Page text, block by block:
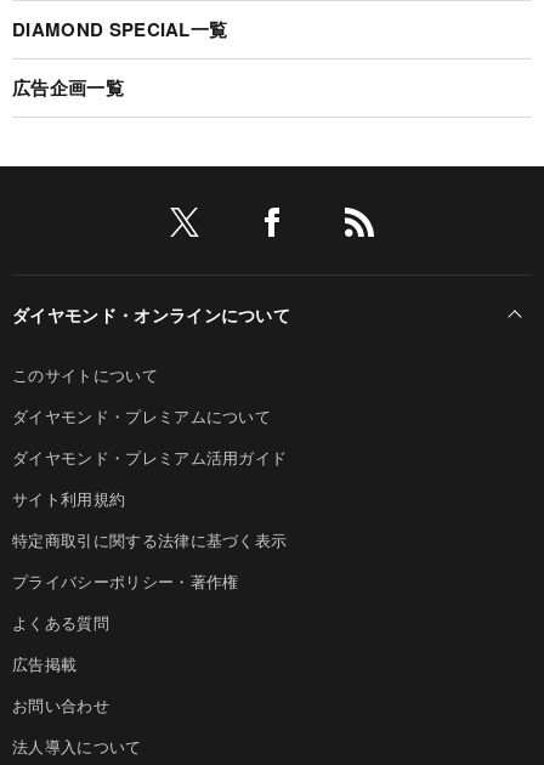
DIAMOND SPECIAL一覧
広告企画一覧
ダイヤモンド・オンラインについて
このサイトについて
ダイヤモンド・プレミアムについて
ダイヤモンド・プレミアム活用ガイド
サイト利用規約
特定商取引に関する法律に基づく表示
プライバシーポリシー・著作権
よくある質問
広告掲載
お問い合わせ
法人導入について